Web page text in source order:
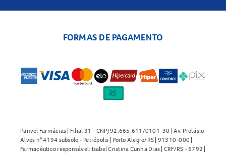
FORMAS DE PAGAMENTO
Panvel Farmácias | Filial 31 - CNPJ 92.665.611/0101-30 | Av. Protásio
Alves n° 4194 subsolo - Petrópolis | Porto Alegre/RS | 91310-000 |
Farmacêutico responsável: Isabel Cristina Cunha Dias | CRF/RS - 6792 |